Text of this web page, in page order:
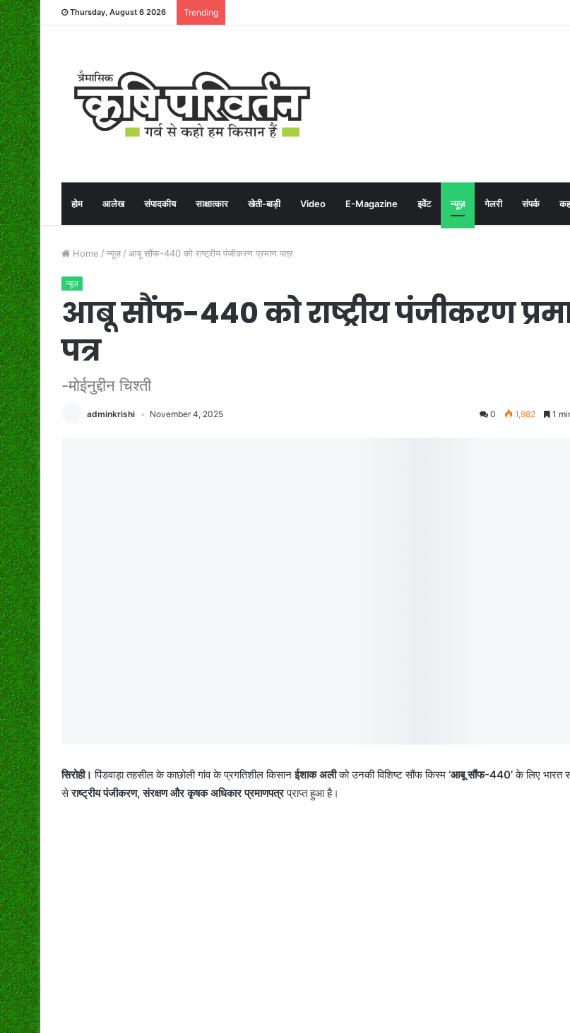
Thursday, August 6 2026 Trending
होम आलेख संपादकीय साक्षात्कार खेती-बाड़ी Video E-Magazine इवेंट न्यूज़ गेलरी संपर्क
Home / न्यूज़ / आबू सौंफ-440 को राष्ट्रीय पंजीकरण प्रमाण पत्र
न्यूज़
आबू सौंफ-440 को राष्ट्रीय पंजीकरण
पत्र
-मोईनुद्दीन चिश्ती
adminkrishi November 4, 2025 0 1,982 1
सिरोही। पिंडवाड़ा तहसील के काछोली गांव के प्रगतिशील किसानईशाक अलीको उनकी विशिष्ट सौंफ किस्म ‘आबू सौंफ-440’के लिए भारत
सेराष्ट्रीय पंजीकरण,संरक्षण और कृषक अधिकार प्रमाणपत्रप्राप्त हुआ है।